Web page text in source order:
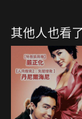
她，唯一能依靠
其他人也看了